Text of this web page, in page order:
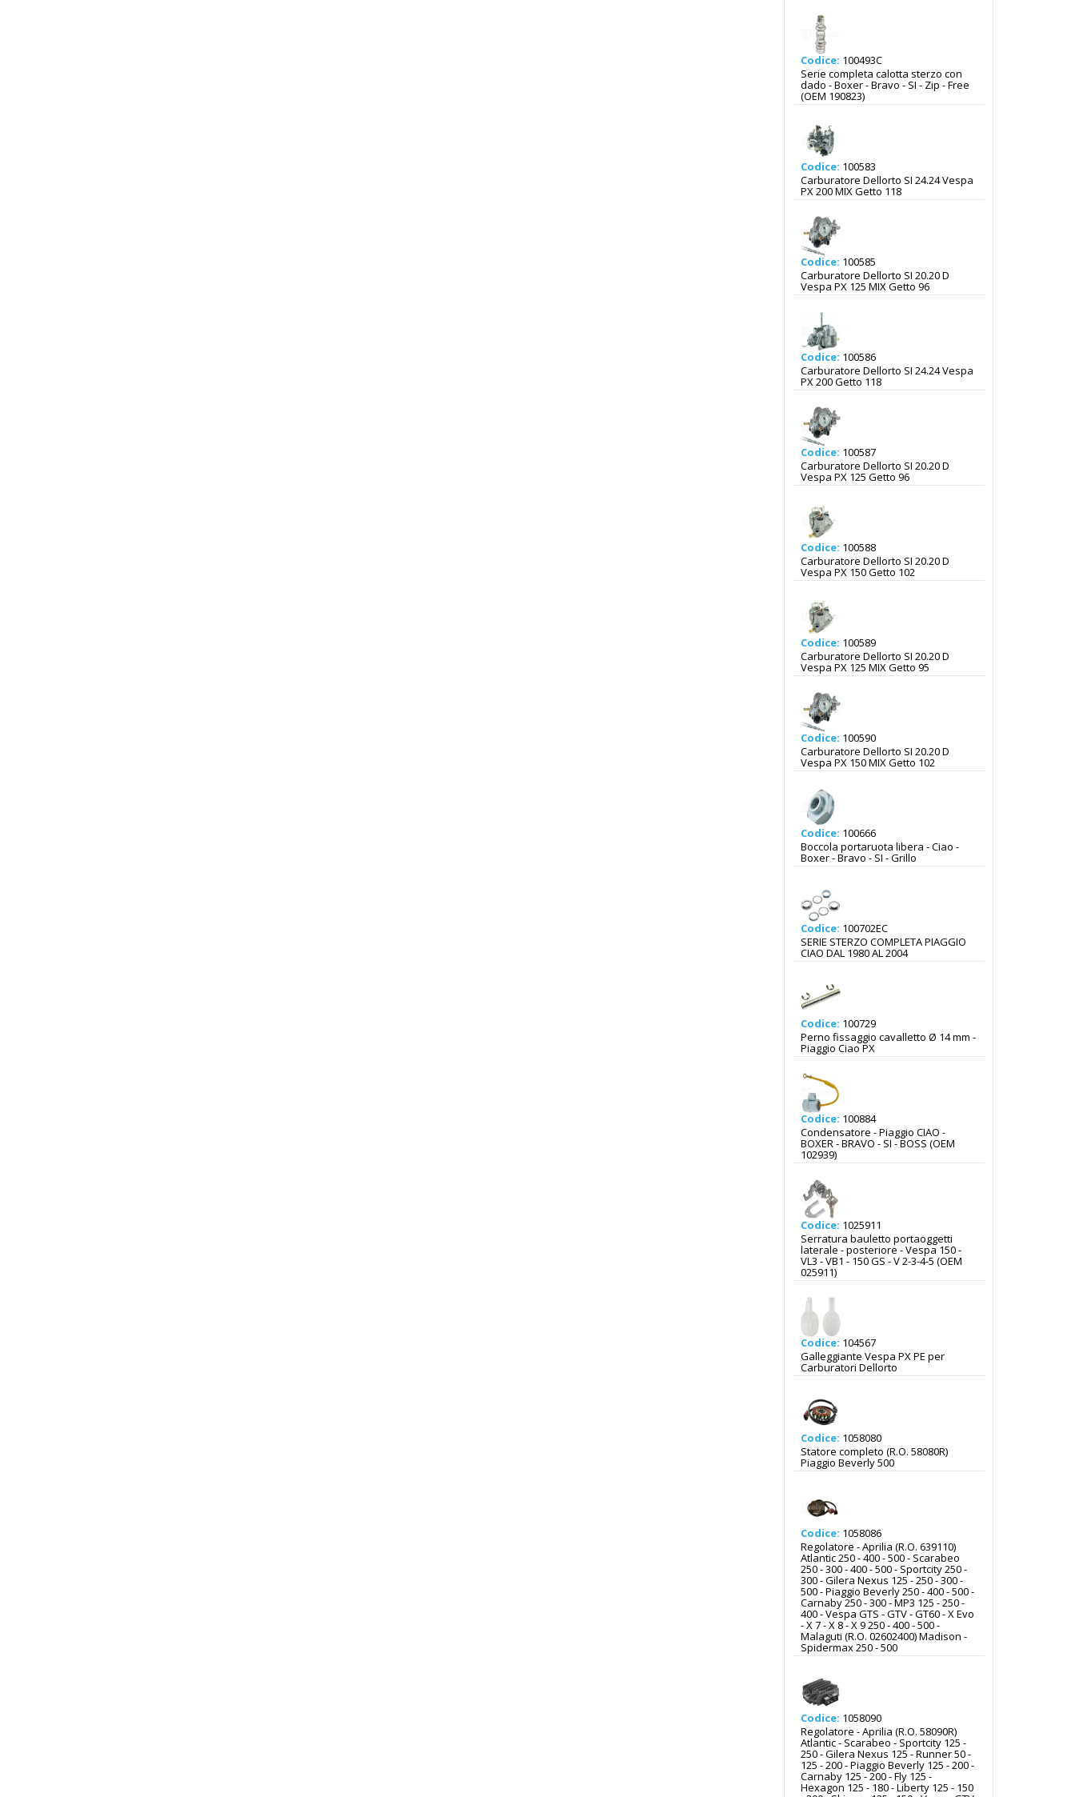
Codice: 100493C
Serie completa calotta sterzo con
dado - Boxer - Bravo - SI - Zip - Free
(OEM 190823)
Codice: 100583
Carburatore Dellorto SI 24.24 Vespa
PX 200 MIX Getto 118
Codice: 100585
Carburatore Dellorto SI 20.20 D
Vespa PX 125 MIX Getto 96
Codice: 100586
Carburatore Dellorto SI 24.24 Vespa
PX 200 Getto 118
Codice: 100587
Carburatore Dellorto SI 20.20 D
Vespa PX 125 Getto 96
Codice: 100588
Carburatore Dellorto SI 20.20 D
Vespa PX 150 Getto 102
Codice: 100589
Carburatore Dellorto SI 20.20 D
Vespa PX 125 MIX Getto 95
Codice: 100590
Carburatore Dellorto SI 20.20 D
Vespa PX 150 MIX Getto 102
Codice: 100666
Boccola portaruota libera - Ciao -
Boxer - Bravo - SI - Grillo
Codice: 100702EC
SERIE STERZO COMPLETA PIAGGIO
CIAO DAL 1980 AL 2004
Codice: 100729
Perno fissaggio cavalletto Ø 14 mm -
Piaggio Ciao PX
Codice: 100884
Condensatore - Piaggio CIAO -
BOXER - BRAVO - SI - BOSS (OEM
102939)
Codice: 1025911
Serratura bauletto portaoggetti
laterale - posteriore - Vespa 150 -
VL3 - VB1 - 150 GS - V 2-3-4-5 (OEM
025911)
Codice: 104567
Galleggiante Vespa PX PE per
Carburatori Dellorto
Codice: 1058080
Statore completo (R.O. 58080R)
Piaggio Beverly 500
Codice: 1058086
Regolatore - Aprilia (R.O. 639110)
Atlantic 250 - 400 - 500 - Scarabeo
250 - 300 - 400 - 500 - Sportcity 250 -
300 - Gilera Nexus 125 - 250 - 300 -
500 - Piaggio Beverly 250 - 400 - 500 -
Carnaby 250 - 300 - MP3 125 - 250 -
400 - Vespa GTS - GTV - GT60 - X Evo
- X 7 - X 8 - X 9 250 - 400 - 500 -
Malaguti (R.O. 02602400) Madison -
Spidermax 250 - 500
Codice: 1058090
Regolatore - Aprilia (R.O. 58090R)
Atlantic - Scarabeo - Sportcity 125 -
250 - Gilera Nexus 125 - Runner 50 -
125 - 200 - Piaggio Beverly 125 - 200 -
Carnaby 125 - 200 - Fly 125 -
Hexagon 125 - 180 - Liberty 125 - 150